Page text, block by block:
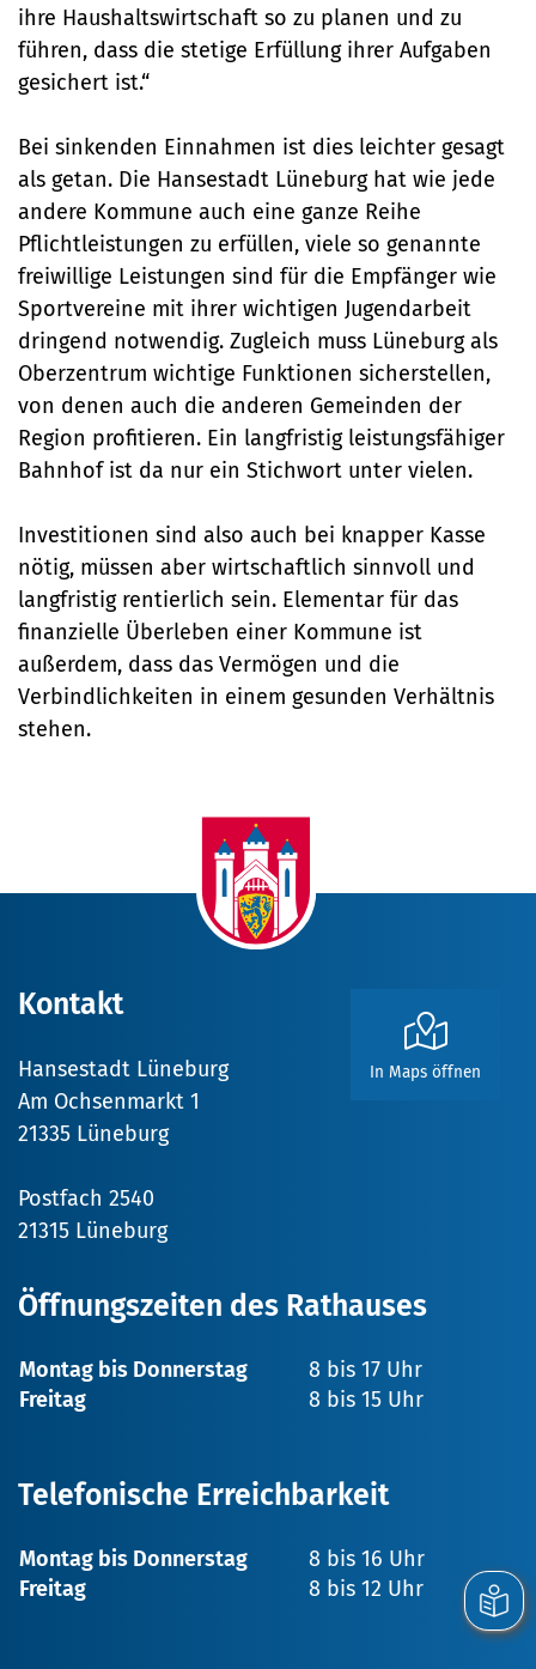
Download
PDF
Haushaltsplan 2025/2026
nach Produkten
(PDF/ 2.56 MB)
Download
Haushaltsplan 2025/2026
Band IV: Haushaltspläne der
Hospitäler
(PDF/ 11.83 MB)
Download
PDF
Beteiligungsbericht 2024 für
den Haushalt 2026
(PDF/ 7.67 MB)
Download
(PDF / 14.88 MB)
Download
PDF
Ergebnishaushalt nach
Produkten
(PDF/ 6.44 MB)
Download
Haushaltsplan 2024 Band IV:
Haushaltspläne der
Hospitäler
(PDF/ 12.71 MB)
Download
PDF
1. Nachtragshaushaltssatzung
2024
(PDF/ 0.59 MB)
Download
PDF
Wirtschaftspläne
/ 5.91 MB)
PDF
Haushaltsplan 2023 Band III –
Ergebnishaushalt nach
Produkten
(PDF/ 5.64 MB)
Download
PDF
Haushaltsplan 2023 Band IV –
Hospitäler
PDF / 11.1 MB)
PDF
Haushaltsplan 2022 Band II –
Beteiligungsbericht,
Wirtschaftspläne
Download
PDF
Haushaltsplan 2022 Band III –
Ergebnishaushalt nach
Produkten
(PDF/ 5.1 MB)
Download
Haushaltsplan 2022 Band IV –
(PDF/ 7.59 MB)
Download
ihre Haushaltswirtschaft so zu planen und zu
führen, dass die stetige Erfüllung ihrer Aufgaben
gesichert ist.“
Bei sinkenden Einnahmen ist dies leichter gesagt
als getan. Die Hansestadt Lüneburg hat wie jede
andere Kommune auch eine ganze Reihe
Pflichtleistungen zu erfüllen, viele so genannte
freiwillige Leistungen sind für die Empfänger wie
Sportvereine mit ihrer wichtigen Jugendarbeit
dringend notwendig. Zugleich muss Lüneburg als
Oberzentrum wichtige Funktionen sicherstellen,
von denen auch die anderen Gemeinden der
Region profitieren. Ein langfristig leistungsfähiger
Bahnhof ist da nur ein Stichwort unter vielen.
Investitionen sind also auch bei knapper Kasse
nötig, müssen aber wirtschaftlich sinnvoll und
langfristig rentierlich sein. Elementar für das
finanzielle Überleben einer Kommune ist
außerdem, dass das Vermögen und die
Verbindlichkeiten in einem gesunden Verhältnis
stehen.
In Maps öffnen
Kontakt
Hansestadt Lüneburg
Am Ochsenmarkt 1
21335 Lüneburg
Postfach 2540
21315 Lüneburg
Öffnungszeiten des Rathauses
Montag bis Donnerstag
8 bis 17 Uhr
Freitag
8 bis 15 Uhr
Telefonische Erreichbarkeit
Montag bis Donnerstag
8 bis 16 Uhr
Freitag
8 bis 12 Uhr